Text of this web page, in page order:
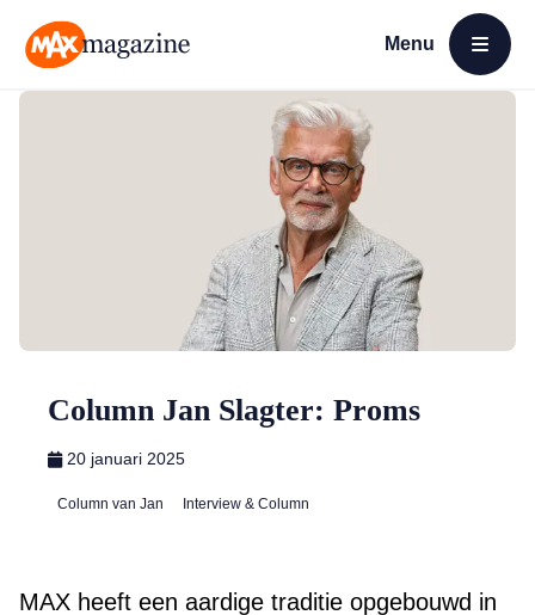
Menu
Open menu
Column Jan Slagter: Proms
20 januari 2025
Column van Jan Interview & Column
MAX heeft een aardige traditie opgebouwd in